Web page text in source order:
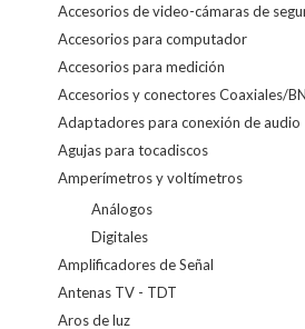
Accesorios de video-cámaras de
Accesorios para computador
Accesorios para medición
Accesorios y conectores Coaxiales/
Adaptadores para conexión de audio
Agujas para tocadiscos
Amperímetros y voltímetros
Análogos
Digitales
Amplificadores de Señal
Antenas TV - TDT
Aros de luz